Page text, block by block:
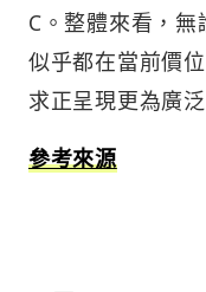
C。整體來看，無
似乎都在當前價
求正呈現更為廣
參考來源